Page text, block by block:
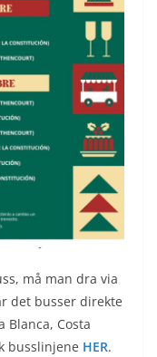
må man dra via
det busser direkte
Blanca, Costa
busslinjene HER.